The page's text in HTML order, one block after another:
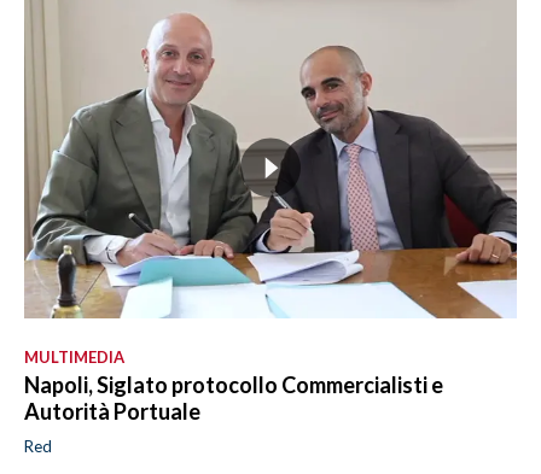
MULTIMEDIA
Napoli, Siglato protocollo Commercialisti e
Autorità Portuale
Red